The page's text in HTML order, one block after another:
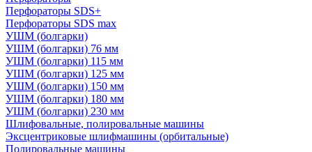
Перфораторы SDS+
Перфораторы SDS max
УШМ (болгарки)
УШМ (болгарки) 76 мм
УШМ (болгарки) 115 мм
УШМ (болгарки) 125 мм
УШМ (болгарки) 150 мм
УШМ (болгарки) 180 мм
УШМ (болгарки) 230 мм
Шлифовальные, полировальные машины
Эксцентриковые шлифмашины (орбитальные)
Полировальные машины